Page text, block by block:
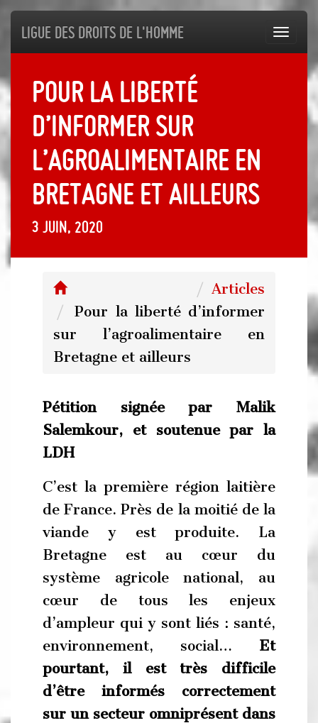
Ligue des droits de l'Homme
Pour la liberté
d’informer sur
l’agroalimentaire en
Bretagne et ailleurs
3 juin, 2020
Articles
Pour la liberté d’informer
sur l’agroalimentaire en
Bretagne et ailleurs
Pétition signée par Malik
Salemkour, et soutenue par la
LDH
C’est la première région laitière
de France. Près de la moitié de la
viande y est produite. La
Bretagne est au cœur du
système agricole national, au
cœur de tous les enjeux
d’ampleur qui y sont liés : santé,
environnement, social… Et
pourtant, il est très difficile
d’être informés correctement
sur un secteur omniprésent dans